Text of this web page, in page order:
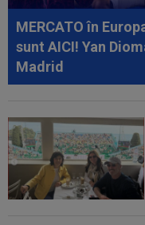
07:40
Cătălin Cîrjan a
lui Martin Pascual: ”Au
MERCATO în
sunt AICI! Yan
Madrid